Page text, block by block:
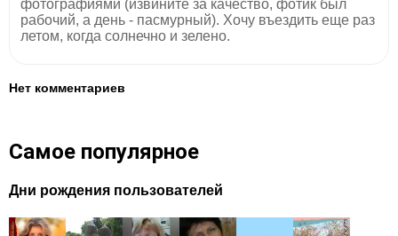
фотографиями (извините за качество, фотик был
рабочий, а день - пасмурный). Хочу въездить еще раз
летом, когда солнечно и зелено.
Нет комментариев
Самое популярное
Дни рождения пользователей